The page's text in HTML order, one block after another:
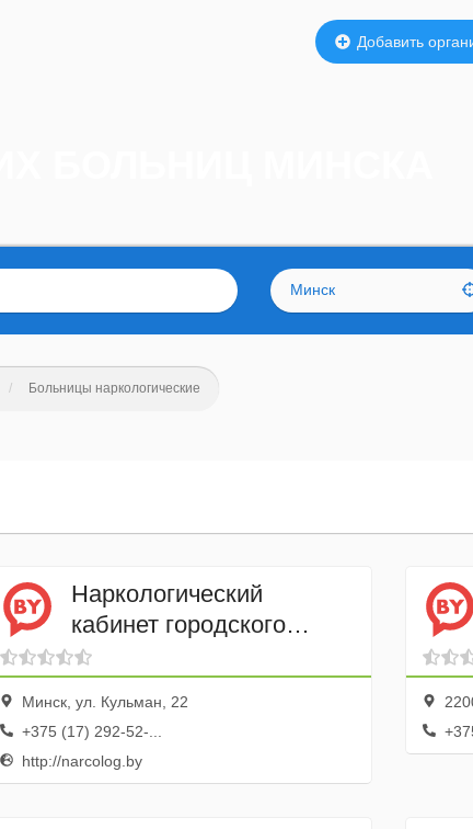
Добавить
Минск
Больницы наркологические
Наркологический
кабинет городского
наркологического
диспансера
Минск, ул. Кульман, 22
+375 (17) 292-52-...
http://narcolog.by